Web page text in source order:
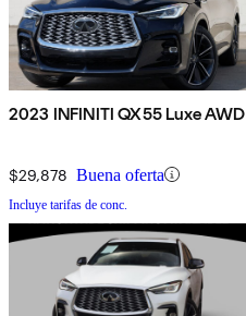
2023 INFINITI QX55 Luxe AWD
$29,878 Buena oferta
Incluye tarifas de conc.